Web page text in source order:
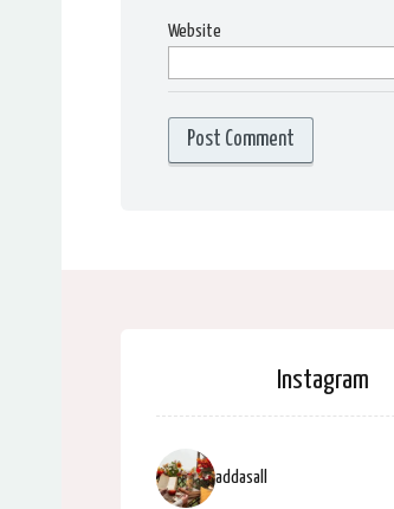
Website
Instagram
addasall